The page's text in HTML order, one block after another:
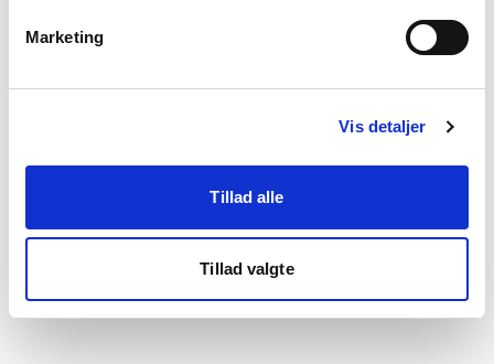
Marketing
Vis detaljer
Tillad alle
Tillad valgte